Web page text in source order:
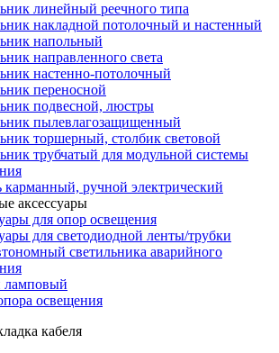
линейный реечного типа
накладной потолочный и настенный
напольный
направленного света
настенно-потолочный
переносной
подвесной, люстры
пылевлагозащищенный
торшерный, столбик световой
трубчатый для модульной системы
ручной электрический
аксессуары
для опор освещения
для светодиодной ленты/трубки
светильника аварийного
ламповый
освещения
кабеля